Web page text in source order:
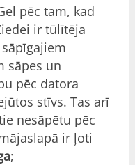
pēc tam, kad
ir tūlītēja
sāpes un
pēc datora
stīvs. Tas arī
nesāpētu pēc
ir ļoti
;